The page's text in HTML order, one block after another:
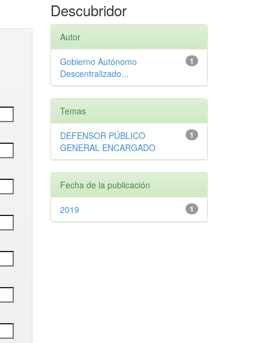
Descubridor
Autor
1
Gobierno Autónomo
Descentralizado...
Temas
1
DEFENSOR PÚBLICO
GENERAL ENCARGADO
Fecha de la publicación
1
2019